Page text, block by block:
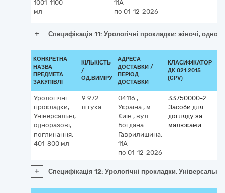
1001-1100
мл
11А
по 01-12-2026
+ Специфікація 11: Урологічні прокладки: жіночі,
КОНКРЕТНА
НАЗВА
ПРЕДМЕТА
ЗАКУПІВЛІ
КІЛЬКІСТЬ
/
ОД.ВИМІРУ
АДРЕСА
ДОСТАВКИ /
ПЕРІОД
ДОСТАВКИ
КЛАСИФІКАТОР
ДК 021:2015
(CPV)
Урологічні
прокладки,
Універсальні,
одноразові,
поглинання:
401-800 мл
9 972
штука
04116 ,
Україна , м.
Київ , вул.
Богдана
Гаврилишина,
11А
по 01-12-2026
33750000-2
Засоби для
догляду за
малюками
+ Специфікація 12: Урологічні прокладки,